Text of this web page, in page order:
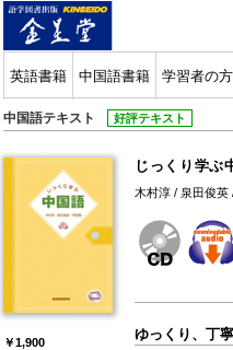
英語書籍 中国語書籍 学習者の方
中国語テキスト 好評テキスト
￥1,900
じっくり学ぶ
木村淳 / 泉田俊英
ゆっくり、丁